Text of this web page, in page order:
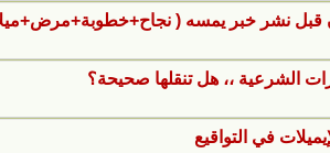
نشر خبر يمسه (
الشرعية ،، هل تنقلها صحيحة؟
في التواقيع